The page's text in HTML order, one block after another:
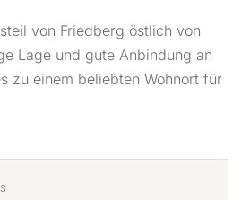
von Friedberg östlich von
Lage und gute Anbindung an
zu einem beliebten Wohnort für